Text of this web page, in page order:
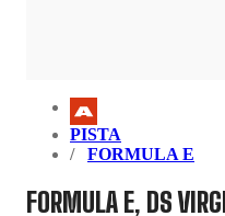
PISTA
FORMULA E
FORMULA E, DS